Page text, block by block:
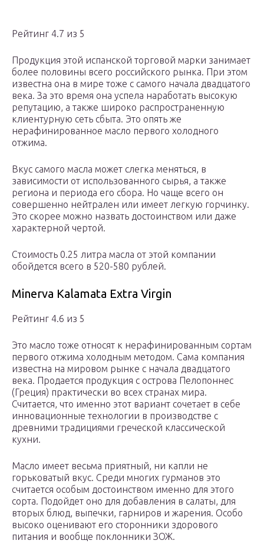
Рейтинг 4.7 из 5
Продукция этой испанской торговой марки занимает
более половины всего российского рынка. При этом
известна она в мире тоже с самого начала двадцатого
века. За это время она успела наработать высокую
репутацию, а также широко распространенную
клиентурную сеть сбыта. Это опять же
нерафинированное масло первого холодного
отжима.
Вкус самого масла может слегка меняться, в
зависимости от использованного сырья, а также
региона и периода его сбора. Но чаще всего он
совершенно нейтрален или имеет легкую горчинку.
Это скорее можно назвать достоинством или даже
характерной чертой.
Стоимость 0.25 литра масла от этой компании
обойдется всего в 520-580 рублей.
Minerva Kalamata Extra Virgin
Рейтинг 4.6 из 5
Это масло тоже относят к нерафинированным сортам
первого отжима холодным методом. Сама компания
известна на мировом рынке с начала двадцатого
века. Продается продукция с острова Пелопоннес
(Греция) практически во всех странах мира.
Считается, что именно этот вариант сочетает в себе
инновационные технологии в производстве с
древними традициями греческой классической
кухни.
Масло имеет весьма приятный, ни капли не
горьковатый вкус. Среди многих гурманов это
считается особым достоинством именно для этого
сорта. Подойдет оно для добавления в салаты, для
вторых блюд, выпечки, гарниров и жарения. Особо
высоко оценивают его сторонники здорового
питания и вообще поклонники ЗОЖ.